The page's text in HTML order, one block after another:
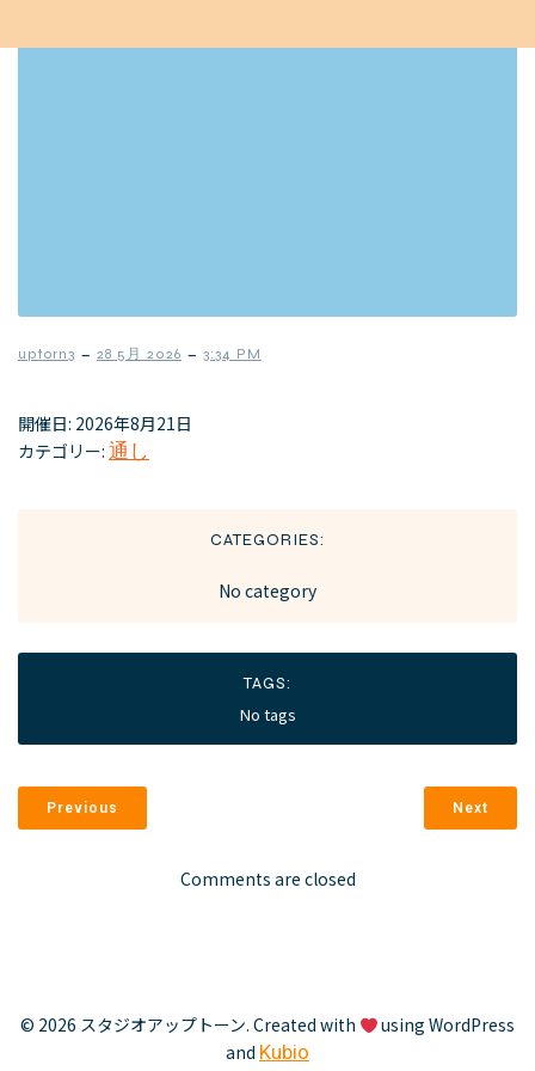
uptorn3 – 28 5月 2026 – 3:34 PM
開催日: 2026年8月21日
カテゴリー: 通し
CATEGORIES:
No category
TAGS:
No tags
Previous Next
Comments are closed
© 2026 スタジオアップトーン. Created with
using WordPress
and Kubio